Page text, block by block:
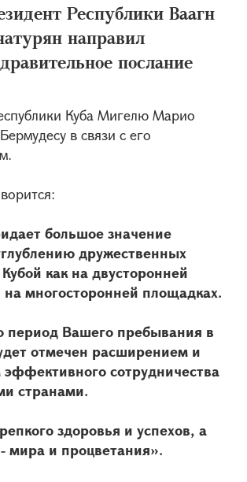
Республики Ваагн
направил
послание
Куба Мигелю Марио
в связи с его
большое значение
дружественных
как на двусторонней
на многосторонней площадках.
период Вашего пребывания в
отмечен расширением и
сотрудничества
странами.
здоровья и успехов, а
мира и процветания».